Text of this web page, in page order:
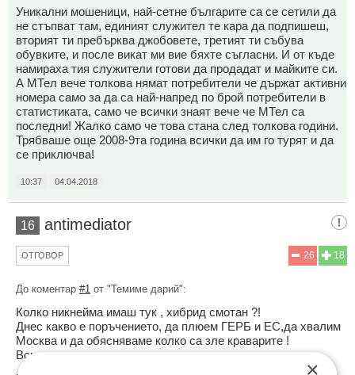
Уникални мошеници, най-сетне българите са се сетили да
не стъпват там, единият служител те кара да подпишеш,
вторият ти пребърква джобовете, третият ти събува
обувките, и после викат ми вие бяхте съгласни. И от къде
намираха тия служители готови да продадат и майките си.
А МТел вече толкова нямат потребители че държат активни
номера само за да са най-напред по брой потребители в
статистиката, само че всички знаят вече че МТел са
последни! Жалко само че това стана след толкова години.
Трябваше още 2008-9та година всички да им го турят и да
се приключва!
10:37 04.04.2018
16 antimediator
18
26
ОТГОВОР
До коментар #1 от "Темиме дарий":
Колко никнейма имаш тук , хибрид смотан ?!
Днес какво е поръчението, да плюем ГЕРБ и ЕС,да хвалим
Москва и да обясняваме колко са зле краварите !
Всички руски подлоги пращите от много интелект.
×